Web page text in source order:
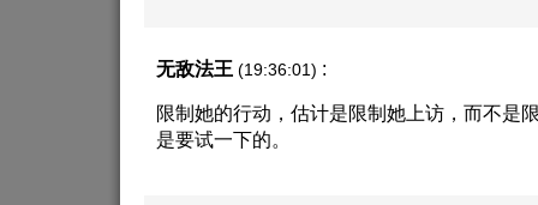
无敌法王 (19:36:01) :
限制她的行动，估计是限制她上访，而不是
是要试一下的。